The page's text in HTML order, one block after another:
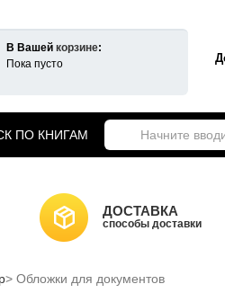
В Вашей корзине:
Пока пусто
Хогвартса
Гарри Поттер
войны
ПО КНИГАМ
ДОСТАВКА
способы доставки
Обложки для документов